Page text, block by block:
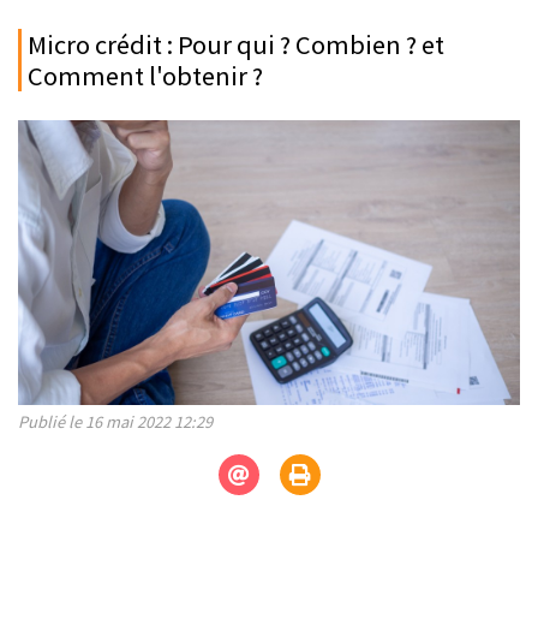
Micro crédit : Pour qui ? Combien ? et
Comment l'obtenir ?
Publié le 16 mai 2022 12:29